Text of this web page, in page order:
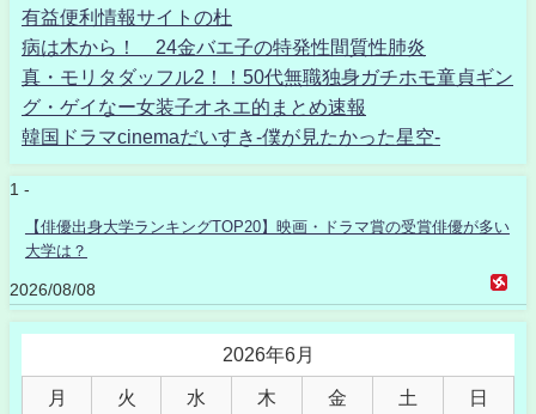
有益便利情報サイトの杜
病は木から！ 24金バエ子の特発性間質性肺炎
真・モリタダッフル2！！50代無職独身ガチホモ童貞ギン
グ・ゲイなー女装子オネエ的まとめ速報
韓国ドラマcinemaだいすき-僕が見たかった星空-
1 -
【俳優出身大学ランキングTOP20】映画・ドラマ賞の受賞俳優が多い
大学は？
2026/08/08
2026年6月
月 火 水 木 金 土 日